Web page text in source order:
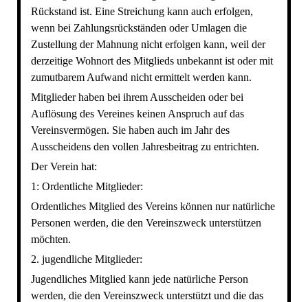
Rückstand ist. Eine Streichung kann auch erfolgen,
wenn bei Zahlungsrückständen oder Umlagen die
Zustellung der Mahnung nicht erfolgen kann, weil der
derzeitige Wohnort des Mitglieds unbekannt ist oder mit
zumutbarem Aufwand nicht ermittelt werden kann.
Mitglieder haben bei ihrem Ausscheiden oder bei
Auflösung des Vereines keinen Anspruch auf das
Vereinsvermögen. Sie haben auch im Jahr des
Ausscheidens den vollen Jahresbeitrag zu entrichten.
Der Verein hat:
1: Ordentliche Mitglieder:
Ordentliches Mitglied des Vereins können nur natürliche
Personen werden, die den Vereinszweck unterstützen
möchten.
2. jugendliche Mitglieder:
Jugendliches Mitglied kann jede natürliche Person
werden, die den Vereinszweck unterstützt und die das